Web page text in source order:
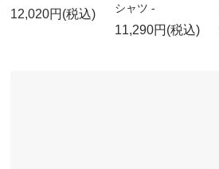
12,020円(税込)
シャツ -
11,290円(税込)